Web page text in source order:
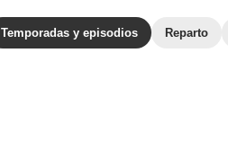
Temporadas y episodios Reparto